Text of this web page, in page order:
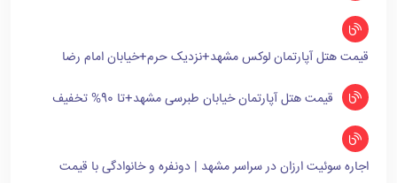
قیمت هتل آپارتمان لوکس مشهد+نزدیک حرم+خیابان امام رضا
قیمت هتل آپارتمان خیابان طبرسی مشهد+تا 90% تخفیف
اجاره سوئیت ارزان در سراسر مشهد | دونفره و خانوادگی با قیمت